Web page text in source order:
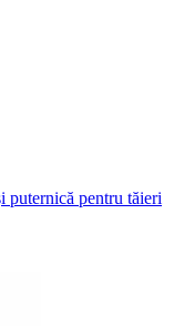
puternică pentru tăieri